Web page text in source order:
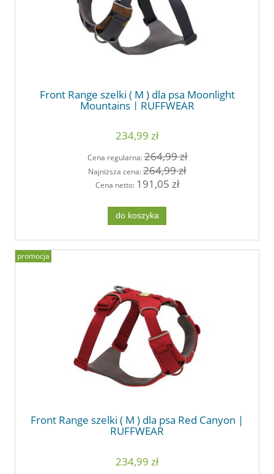
Front Range szelki ( M ) dla psa Moonlight
Mountains | RUFFWEAR
234,99 zł
Cena regularna:264,99 zł
Najniższa cena:264,99 zł
Cena netto: 191,05 zł
do koszyka
Front Range szelki ( M ) dla psa Red Canyon |
RUFFWEAR
234,99 zł
promocja